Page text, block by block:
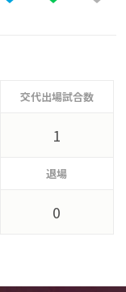
TV
交代出場試合数
1
退場
0